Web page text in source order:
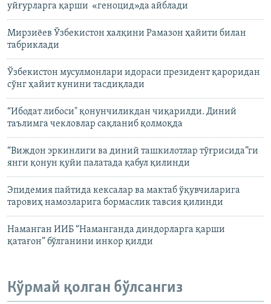
уйғурларга қарши «геноцид»да айблади ​​​​​​​
Мирзиёев Ўзбекистон халқини Рамазон ҳайити билан
табриклади
Ўзбекистон мусулмонлари идораси президент қароридан
сўнг ҳайит кунини тасдиқлади
“Ибодат либоси" қонунчиликдан чиқарилди. Диний
таълимга чекловлар сақланиб қолмоқда
“Виждон эркинлиги ва диний ташкилотлар тўғрисида”ги
янги қонун қуйи палатада қабул қилинди
Эпидемия пайтида кексалар ва мактаб ўқувчиларига
таровиҳ намозларига бормаслик тавсия қилинди
Наманган ИИБ “Наманганда диндорларга қарши
қатағон” бўлганини инкор қилди
Кўрмай қолган бўлсангиз